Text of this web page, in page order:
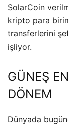
SolarCoin
kripto para
transferlerini
işliyor.
GÜNEŞ
DÖNEM
Dünyada